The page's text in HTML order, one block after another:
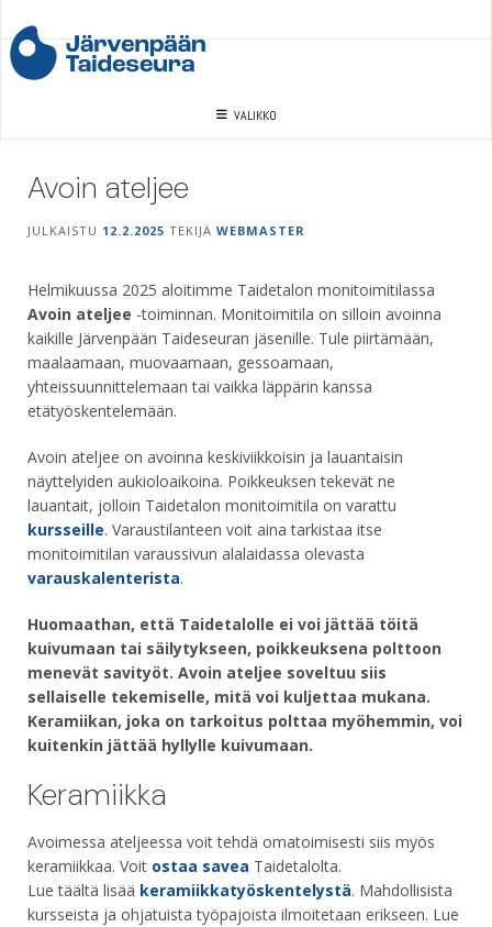
to
content
VALIKKO
Avoin ateljee
JULKAISTU 12.2.2025 TEKIJÄ WEBMASTER
Helmikuussa 2025 aloitimme Taidetalon monitoimitilassa
Avoin ateljee -toiminnan. Monitoimitila on silloin avoinna
kaikille Järvenpään Taideseuran jäsenille. Tule piirtämään,
maalaamaan, muovaamaan, gessoamaan,
yhteissuunnittelemaan tai vaikka läppärin kanssa
etätyöskentelemään.
Avoin ateljee on avoinna keskiviikkoisin ja lauantaisin
näyttelyiden aukioloaikoina. Poikkeuksen tekevät ne
lauantait, jolloin Taidetalon monitoimitila on varattu
kursseille. Varaustilanteen voit aina tarkistaa itse
monitoimitilan varaussivun alalaidassa olevasta
varauskalenterista.
Huomaathan, että Taidetalolle ei voi jättää töitä
kuivumaan tai säilytykseen, poikkeuksena polttoon
menevät savityöt. Avoin ateljee soveltuu siis
sellaiselle tekemiselle, mitä voi kuljettaa mukana.
Keramiikan, joka on tarkoitus polttaa myöhemmin, voi
kuitenkin jättää hyllylle kuivumaan.
Keramiikka
Avoimessa ateljeessa voit tehdä omatoimisesti siis myös
keramiikkaa. Voit ostaa savea Taidetalolta.
Lue täältä lisää keramiikkatyöskentelystä. Mahdollisista
kursseista ja ohjatuista työpajoista ilmoitetaan erikseen. Lue